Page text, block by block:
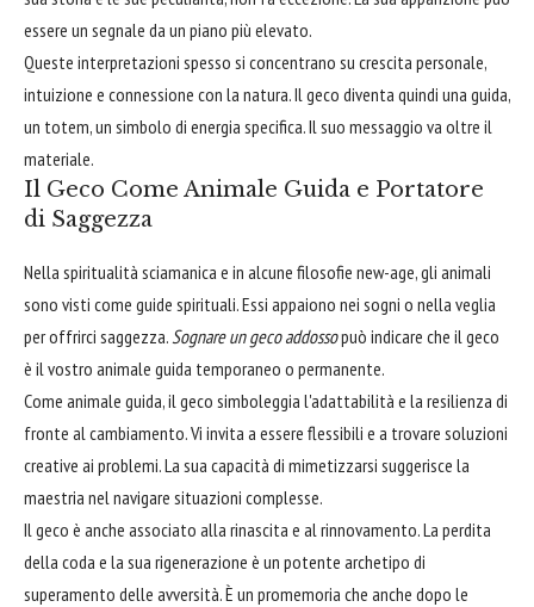
essere un segnale da un piano più elevato.
Queste interpretazioni spesso si concentrano su crescita personale,
intuizione e connessione con la natura. Il geco diventa quindi una guida,
un totem, un simbolo di energia specifica. Il suo messaggio va oltre il
materiale.
Il Geco Come Animale Guida e Portatore
di Saggezza
Nella spiritualità sciamanica e in alcune filosofie new-age, gli animali
sono visti come guide spirituali. Essi appaiono nei sogni o nella veglia
per offrirci saggezza. Sognare un geco addossopuò indicare che il geco
è il vostro animale guida temporaneo o permanente.
Come animale guida, il geco simboleggia l'adattabilità e la resilienza di
fronte al cambiamento. Vi invita a essere flessibili e a trovare soluzioni
creative ai problemi. La sua capacità di mimetizzarsi suggerisce la
maestria nel navigare situazioni complesse.
Il geco è anche associato alla rinascita e al rinnovamento. La perdita
della coda e la sua rigenerazione è un potente archetipo di
superamento delle avversità. È un promemoria che anche dopo le